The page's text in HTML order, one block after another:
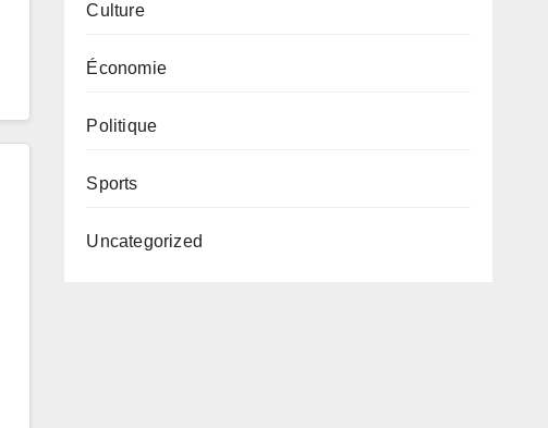
Culture
Économie
Politique
Sports
Uncategorized